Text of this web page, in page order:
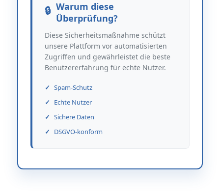
Warum diese
Überprüfung?
Diese Sicherheitsmaßnahme schützt
unsere Plattform vor automatisierten
Zugriffen und gewährleistet die beste
Benutzererfahrung für echte Nutzer.
Spam-Schutz
Echte Nutzer
Sichere Daten
DSGVO-konform